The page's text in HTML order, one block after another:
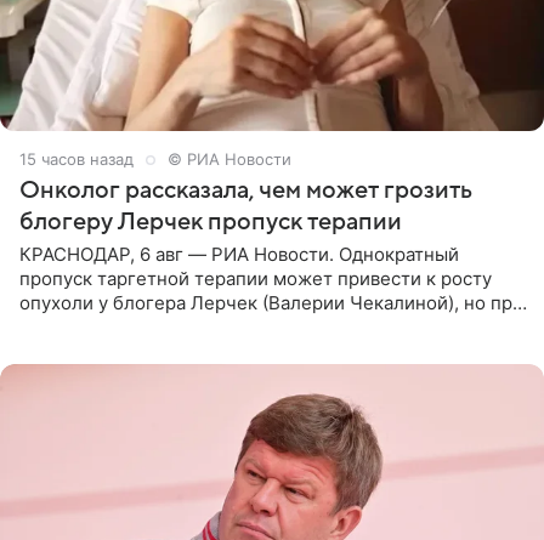
15 часов назад © РИА Новости
Онколог рассказала, чем может грозить
блогеру Лерчек пропуск терапии
КРАСНОДАР, 6 авг — РИА Новости. Однократный
пропуск таргетной терапии может привести к росту
опухоли у блогера Лерчек (Валерии Чекалиной), но при